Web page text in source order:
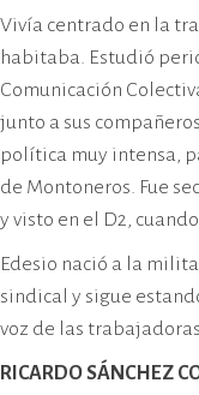
Vivía centrado en la
habitaba. Estudió
Comunicación
junto a sus
política muy intensa,
de Montoneros. Fue
y visto en el D2,
Edesio nació a la
sindical y sigue
voz de las
RICARDO SÁNCHEZ